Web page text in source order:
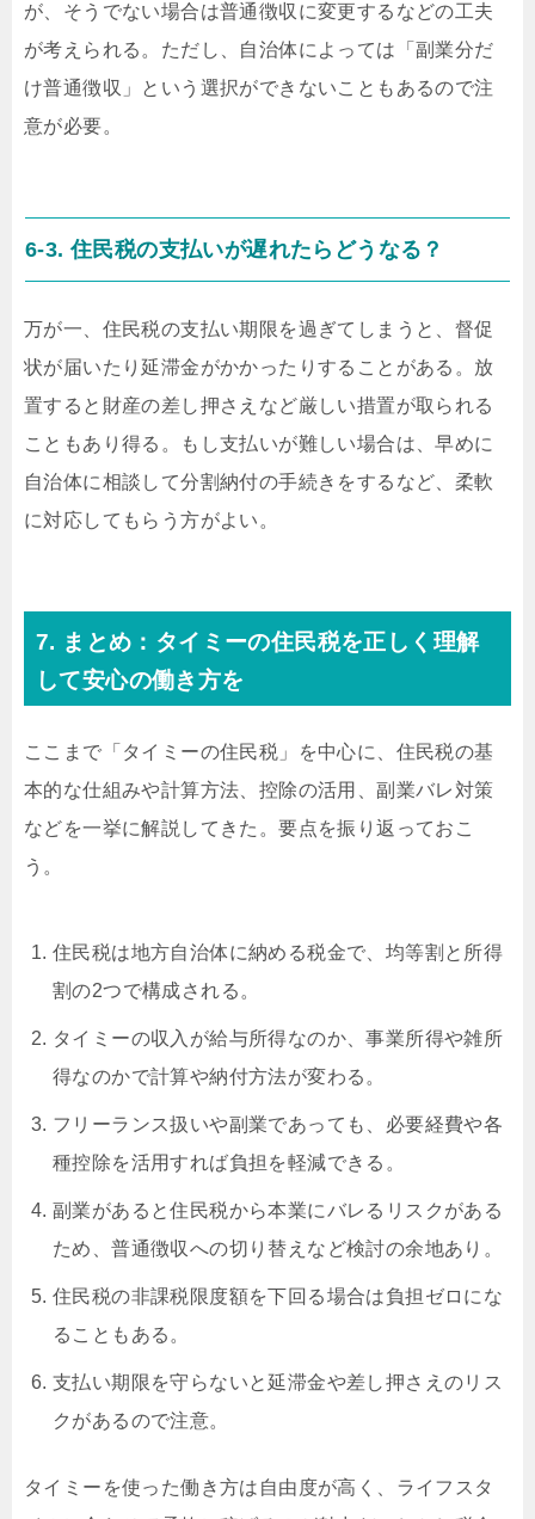
が、そうでない場合は普通徴収に変更するなどの工夫
が考えられる。ただし、自治体によっては「副業分だ
け普通徴収」という選択ができないこともあるので注
意が必要。
6-3. 住民税の支払いが遅れたらどうなる？
万が一、住民税の支払い期限を過ぎてしまうと、督促
状が届いたり延滞金がかかったりすることがある。放
置すると財産の差し押さえなど厳しい措置が取られる
こともあり得る。もし支払いが難しい場合は、早めに
自治体に相談して分割納付の手続きをするなど、柔軟
に対応してもらう方がよい。
7. まとめ：タイミーの住民税を正しく理解
して安心の働き方を
ここまで「タイミーの住民税」を中心に、住民税の基
本的な仕組みや計算方法、控除の活用、副業バレ対策
などを一挙に解説してきた。要点を振り返っておこ
う。
住民税は地方自治体に納める税金で、均等割と所得
割の2つで構成される。
タイミーの収入が給与所得なのか、事業所得や雑所
得なのかで計算や納付方法が変わる。
フリーランス扱いや副業であっても、必要経費や各
種控除を活用すれば負担を軽減できる。
副業があると住民税から本業にバレるリスクがある
ため、普通徴収への切り替えなど検討の余地あり。
住民税の非課税限度額を下回る場合は負担ゼロにな
ることもある。
支払い期限を守らないと延滞金や差し押さえのリス
クがあるので注意。
タイミーを使った働き方は自由度が高く、ライフスタ